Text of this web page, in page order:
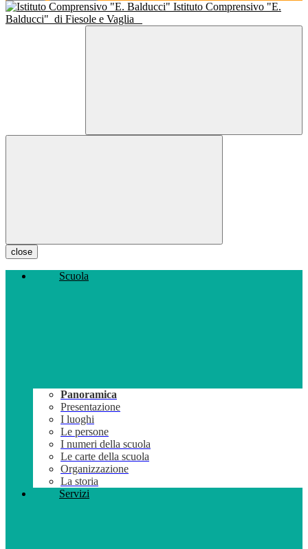
Istituto Comprensivo "E.
Balducci" di Fiesole e Vaglia
close
Scuola
Panoramica
Presentazione
I luoghi
Le persone
I numeri della scuola
Le carte della scuola
Organizzazione
La storia
Servizi